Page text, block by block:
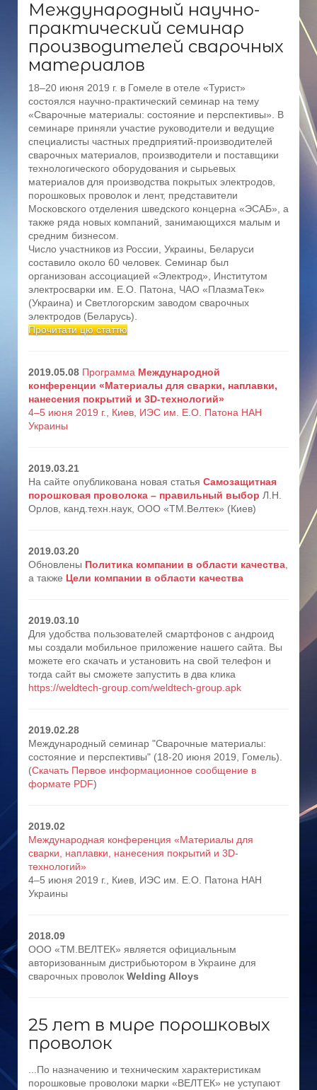
Международный научно-
практический семинар
производителей сварочных
материалов
18–20 июня 2019 г. в Гомеле в отеле «Турист»
состоялся научно-практический семинар на тему
«Сварочные материалы: состояние и перспективы». В
семинаре приняли участие руководители и ведущие
специалисты частных предприятий-производителей
сварочных материалов, производители и поставщики
технологического оборудования и сырьевых
материалов для производства покрытых электродов,
порошковых проволок и лент, представители
Московского отделения шведского концерна «ЭСАБ», а
также ряда новых компаний, занимающихся малым и
средним бизнесом.
Число участников из России, Украины, Беларуси
составило около 60 человек. Семинар был
организован ассоциацией «Электрод», Институтом
электросварки им. Е.О. Патона, ЧАО «ПлазмаТек»
(Украина) и Светлогорским заводом сварочных
электродов (Беларусь).
Прочитати цю статтю
2019.05.08 Программа Международной
конференции «Материалы для сварки, наплавки,
нанесения покрытий и 3D-технологий»
4–5 июня 2019 г., Киев, ИЭС им. Е.О. Патона НАН
Украины
2019.03.21
На сайте опубликована новая статья Самозащитная
порошковая проволока – правильный выбор Л.Н.
Орлов, канд.техн.наук, ООО «ТМ.Велтек» (Киев)
2019.03.20
Обновлены Политика компании в области качества,
а также Цели компании в области качества
2019.03.10
Для удобства пользователей смартфонов с андроид
мы создали мобильное приложение нашего сайта. Вы
можете его скачать и установить на свой телефон и
тогда сайт вы сможете запустить в два клика
https://weldtech-group.com/weldtech-group.apk
2019.02.28
Международный семинар "Сварочные материалы:
состояние и перспективы" (18-20 июня 2019, Гомель).
(Скачать Первое информационное сообщение в
формате PDF)
2019.02
Международная конференция «Материалы для
сварки, наплавки, нанесения покрытий и 3D-
технологий»
4–5 июня 2019 г., Киев, ИЭС им. Е.О. Патона НАН
Украины
2018.09
ООО «ТМ.ВЕЛТЕК» является официальным
авторизованным дистрибьютором в Украине для
сварочных проволок Welding Alloys
25 лет в мире порошковых
проволок
...По назначению и техническим характеристикам
порошковые проволоки марки «ВЕЛТЕК» не уступают